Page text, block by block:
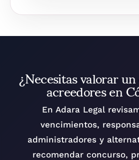
¿Necesitas valorar
acreedores en
En Adara Legal
vencimientos,
administradores y
recomendar concurso,